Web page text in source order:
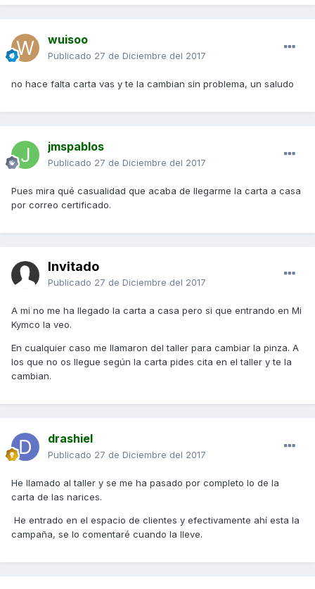
wuisoo
Publicado 27 de Diciembre del 2017
no hace falta carta vas y te la cambian sin problema, un saludo
jmspablos
Publicado 27 de Diciembre del 2017
Pues mira qué casualidad que acaba de llegarme la carta a casa
por correo certificado.
Invitado
Publicado 27 de Diciembre del 2017
A mi no me ha llegado la carta a casa pero si que entrando en Mi
Kymco la veo.
En cualquier caso me llamaron del taller para cambiar la pinza. A
los que no os llegue según la carta pides cita en el taller y te la
cambian.
drashiel
Publicado 27 de Diciembre del 2017
He llamado al taller y se me ha pasado por completo lo de la
carta de las narices.
He entrado en el espacio de clientes y efectivamente ahí esta la
campaña, se lo comentaré cuando la lleve.